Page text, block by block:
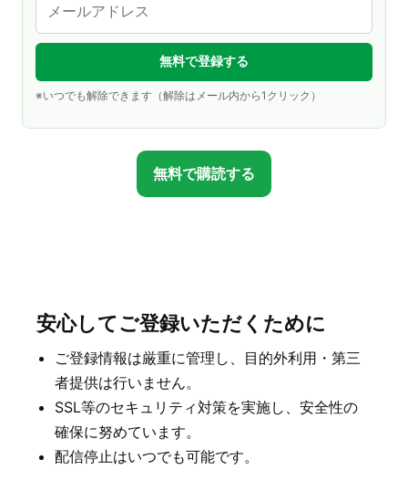
※いつでも解除できます（解除はメール内から1クリック）
無料で購読する
安心してご登録いただくために
ご登録情報は厳重に管理し、目的外利用・第三
者提供は行いません。
SSL等のセキュリティ対策を実施し、安全性の
確保に努めています。
配信停止はいつでも可能です。